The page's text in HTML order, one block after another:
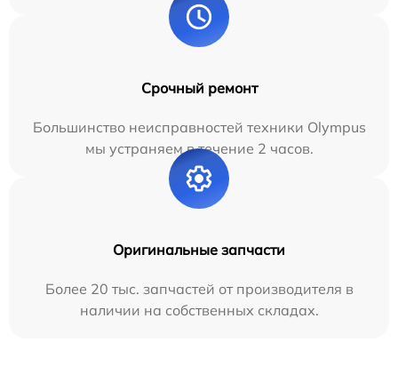
Срочный ремонт
Большинство неисправностей техники Olympus
мы устраняем в течение 2 часов.
Оригинальные запчасти
Более 20 тыс. запчастей от производителя в
наличии на собственных складах.